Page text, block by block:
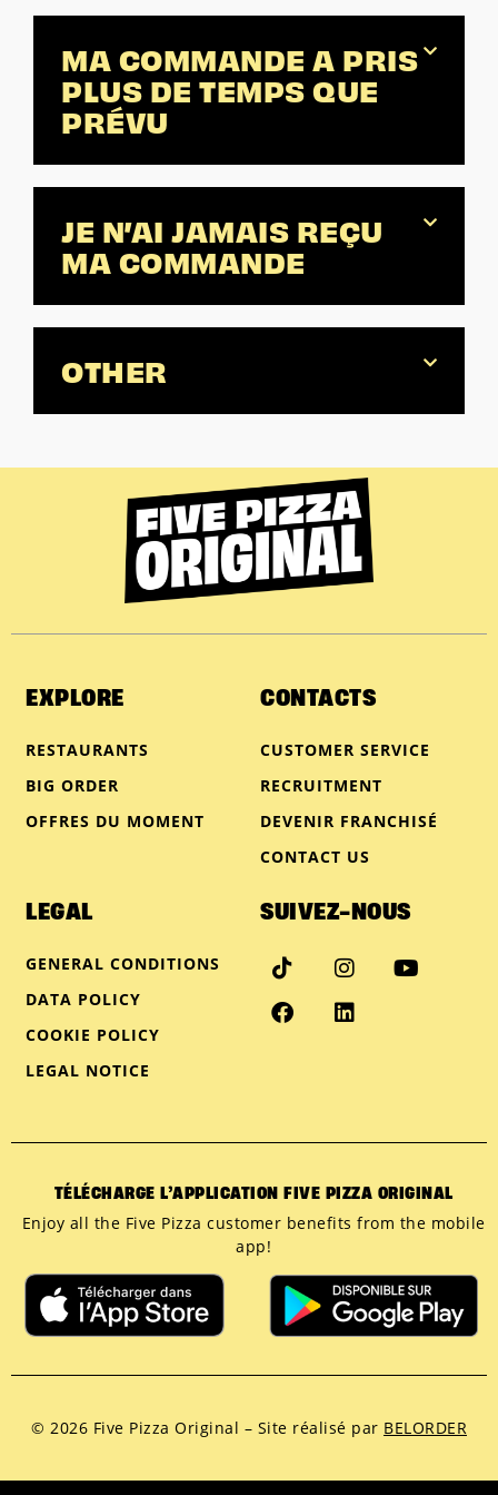
MA COMMANDE A PRIS
PLUS DE TEMPS QUE
PRÉVU
JE N’AI JAMAIS REÇU
MA COMMANDE
OTHER
EXPLORE
RESTAURANTS
BIG ORDER
OFFRES DU MOMENT
CONTACTS
CUSTOMER SERVICE
RECRUITMENT
DEVENIR FRANCHISÉ
CONTACT US
LEGAL
GENERAL CONDITIONS
DATA POLICY
COOKIE POLICY
LEGAL NOTICE
SUIVEZ-NOUS
TÉLÉCHARGE L’APPLICATION FIVE PIZZA ORIGINAL
Enjoy all the Five Pizza customer benefits from the mobile
app!
© 2026 Five Pizza Original – Site réalisé par BELORDER